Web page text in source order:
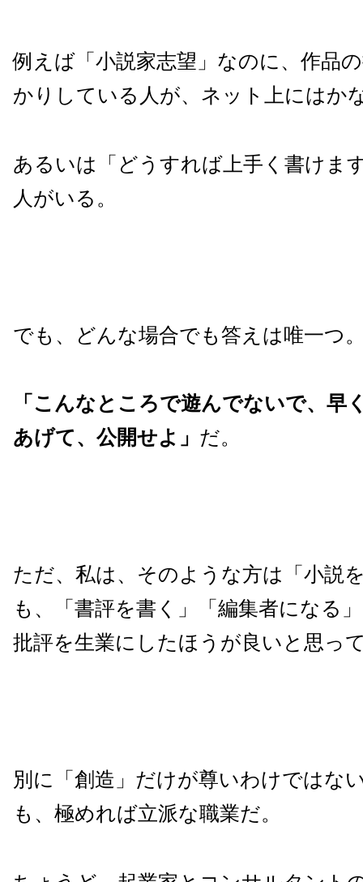
例えば「小説家志望」なのに、作品
かりしている人が、ネット上にはか
あるいは「どうすれば上手く書けま
人がいる。
でも、どんな場合でも答えは唯一つ
「こんなところで遊んでないで、早
あげて、公開せよ」 だ。
ただ、私は、そのような方は「小説
も、「書評を書く」「編集者になる
批評を生業にしたほうが良いと思っ
別に「創造」だけが尊いわけではな
も、極めれば立派な職業だ。